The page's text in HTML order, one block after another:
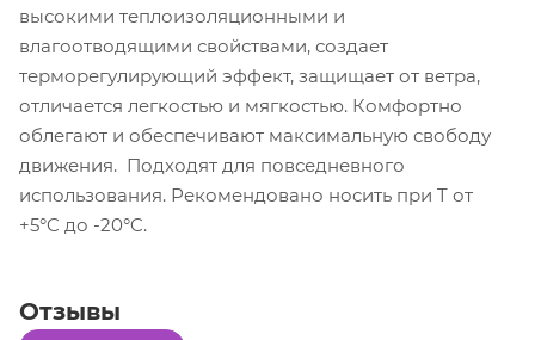
высокими теплоизоляционными и
влагоотводящими свойствами, создает
терморегулирующий эффект, защищает от ветра,
отличается легкостью и мягкостью. Комфортно
облегают и обеспечивают максимальную свободу
движения. Подходят для повседневного
использования. Рекомендовано носить при T от
+5°C до -20°C.
Отзывы